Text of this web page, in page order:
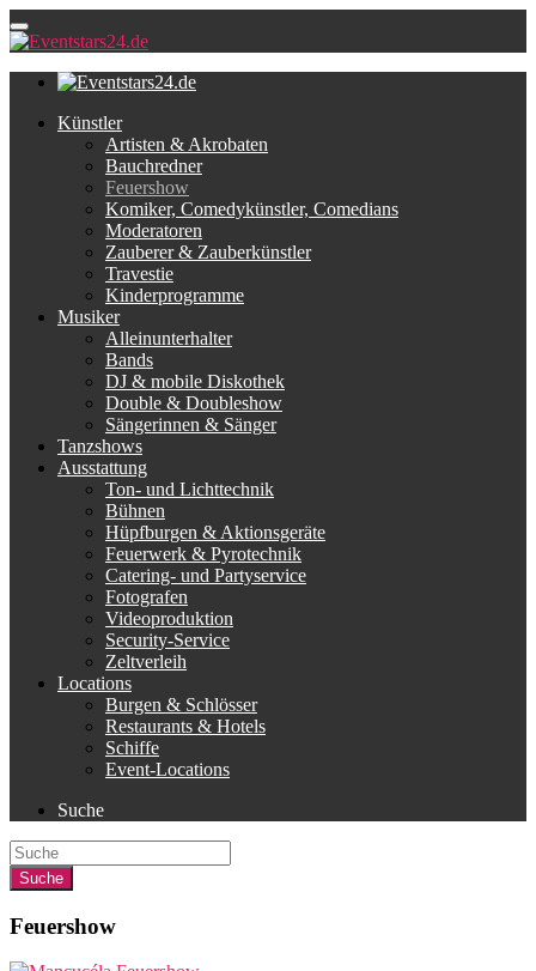
Künstler
Artisten & Akrobaten
Bauchredner
Feuershow
Komiker, Comedykünstler, Comedians
Moderatoren
Zauberer & Zauberkünstler
Travestie
Kinderprogramme
Musiker
Alleinunterhalter
Bands
DJ & mobile Diskothek
Double & Doubleshow
Sängerinnen & Sänger
Tanzshows
Ausstattung
Ton- und Lichttechnik
Bühnen
Hüpfburgen & Aktionsgeräte
Feuerwerk & Pyrotechnik
Catering- und Partyservice
Fotografen
Videoproduktion
Security-Service
Zeltverleih
Locations
Burgen & Schlösser
Restaurants & Hotels
Schiffe
Event-Locations
Suche
Feuershow